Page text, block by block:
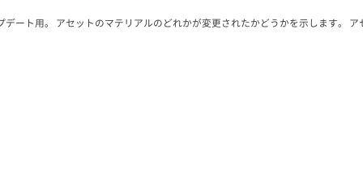
デート用。 アセットのマテリアルのどれかが変更されたかどうかを示します。 ア